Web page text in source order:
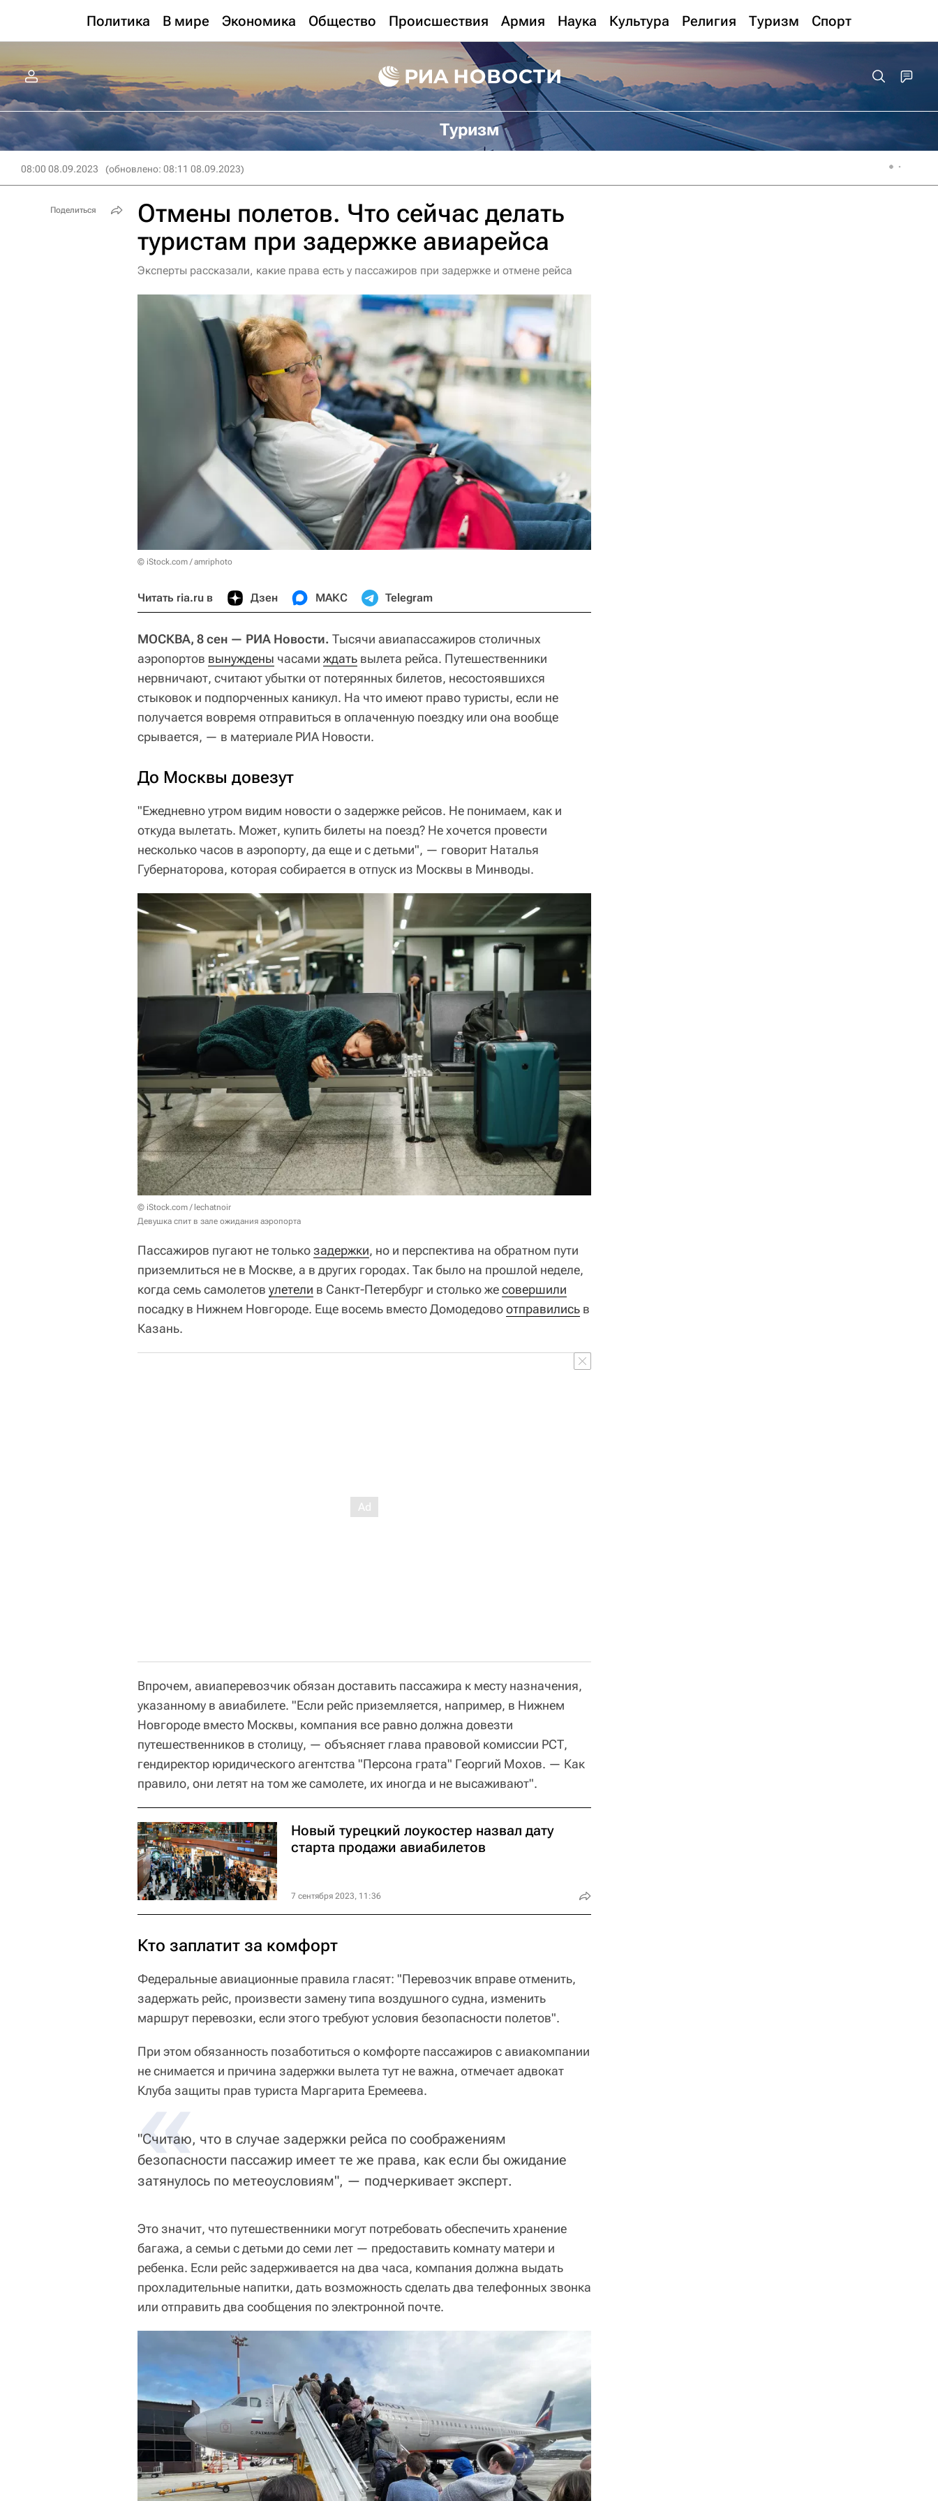
Политика В мире Экономика Общество Происшествия Армия Наука Культура Религия Туризм Спорт
Туризм
08:00 08.09.2023 (обновлено: 08:11 08.09.2023)
Отмены полетов. Что сейчас делать
туристам при задержке авиарейса
Эксперты рассказали, какие права есть у пассажиров при задержке и отмене рейса
© iStock.com / amriphoto
Читать ria.ru в Дзен МАКС Telegram
МОСКВА, 8 сен — РИА Новости. Тысячи авиапассажиров столичных
аэропортов вынуждены часами ждать вылета рейса. Путешественники
нервничают, считают убытки от потерянных билетов, несостоявшихся
стыковок и подпорченных каникул. На что имеют право туристы, если не
получается вовремя отправиться в оплаченную поездку или она вообще
срывается, — в материале РИА Новости.
До Москвы довезут
"Ежедневно утром видим новости о задержке рейсов. Не понимаем, как и
откуда вылетать. Может, купить билеты на поезд? Не хочется провести
несколько часов в аэропорту, да еще и с детьми", — говорит Наталья
Губернаторова, которая собирается в отпуск из Москвы в Минводы.
© iStock.com / lechatnoir
Девушка спит в зале ожидания аэропорта
Пассажиров пугают не толькозадержки, но и перспектива на обратном пути
приземлиться не в Москве, а в других городах. Так было на прошлой неделе,
когда семь самолетов улетели в Санкт-Петербург и столько жесовершили
посадку в Нижнем Новгороде. Еще восемь вместо Домодедовоотправились в
Казань.
Впрочем, авиаперевозчик обязан доставить пассажира к месту назначения,
указанному в авиабилете. "Если рейс приземляется, например, в Нижнем
Новгороде вместо Москвы, компания все равно должна довезти
путешественников в столицу, — объясняет глава правовой комиссии РСТ,
гендиректор юридического агентства "Персона грата" Георгий Мохов. — Как
правило, они летят на том же самолете, их иногда и не высаживают".
Новый турецкий лоукостер назвал дату
старта продажи авиабилетов
7 сентября 2023, 11:36
Кто заплатит за комфорт
Федеральные авиационные правила гласят: "Перевозчик вправе отменить,
задержать рейс, произвести замену типа воздушного судна, изменить
маршрут перевозки, если этого требуют условия безопасности полетов".
При этом обязанность позаботиться о комфорте пассажиров с авиакомпании
не снимается и причина задержки вылета тут не важна, отмечает адвокат
Клуба защиты прав туриста Маргарита Еремеева.
«
"Считаю, что в случае задержки рейса по соображениям
безопасности пассажир имеет те же права, как если бы ожидание
затянулось по метеоусловиям", — подчеркивает эксперт.
Это значит, что путешественники могут потребовать обеспечить хранение
багажа, а семьи с детьми до семи лет — предоставить комнату матери и
ребенка. Если рейс задерживается на два часа, компания должна выдать
прохладительные напитки, дать возможность сделать два телефонных звонка
или отправить два сообщения по электронной почте.
Поделиться